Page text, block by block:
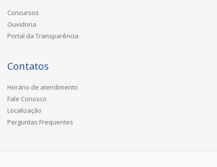
Concursos
Ouvidoria
Portal da Transparência
Contatos
Horário de atendimento
Fale Conosco
Localização
Perguntas Frequentes